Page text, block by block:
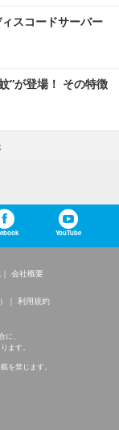
スコードサーバー
”が登場！ その特徴
YouTube
会社概要
利用規約
、
ます。
を禁じます。